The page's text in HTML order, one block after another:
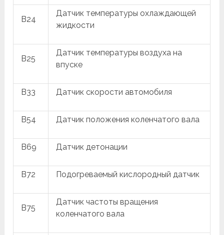
B24
Датчик температуры охлаждающей
жидкости
B25
Датчик температуры воздуха на
впуске
B33 Датчик скорости автомобиля
B54 Датчик положения коленчатого вала
B69 Датчик детонации
B72 Подогреваемый кислородный датчик
B75
Датчик частоты вращения
коленчатого вала